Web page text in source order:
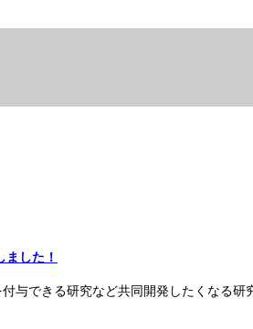
した！
与できる研究など共同開発したくなる